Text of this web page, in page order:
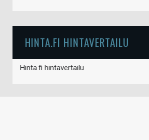
HINTA.FI HINTAVERTAILU
Hinta.fi hintavertailu